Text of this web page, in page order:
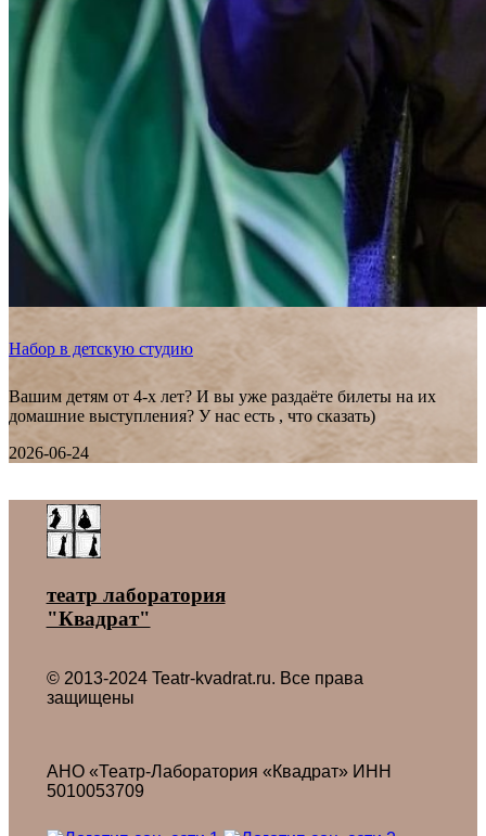
Набор в детскую студию
Вашим детям от 4-х лет? И вы уже раздаёте билеты на их
домашние выступления? У нас есть , что сказать)
2026-06-24
театр лаборатория
"Квадрат"
© 2013-2024 Teatr-kvadrat.ru. Все права
защищены
АНО «Театр-Лаборатория «Квадрат» ИНН
5010053709